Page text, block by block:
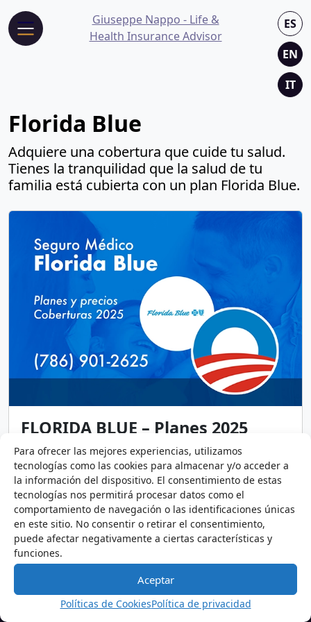
Para ofrecer las mejores experiencias, utilizamos
tecnologías como las cookies para almacenar y/o acceder a
la información del dispositivo. El consentimiento de estas
tecnologías nos permitirá procesar datos como el
comportamiento de navegación o las identificaciones únicas
en este sitio. No consentir o retirar el consentimiento,
puede afectar negativamente a ciertas características y
funciones.
Aceptar
Políticas de CookiesPolítica de privacidad
Giuseppe Nappo - Life &
Health Insurance Advisor
ES
EN
IT
Florida Blue
Adquiere una cobertura que cuide tu salud.
Tienes la tranquilidad que la salud de tu
familia está cubierta con un plan Florida Blue.
FLORIDA BLUE – Planes 2025
21 de octubre de 2024 1 minuto
Adquiere una cobertura que cuide tu salud. Tienes
la tranquilidad que la salud de tu familia está
cubierta con un plan Florida Blue.
Mercado de Seguros de Salud Seguros Médico
Florida Blue
Ley ACA
Obamacare